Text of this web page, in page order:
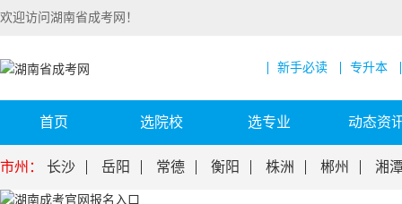
欢迎访问湖南省成考网！
新手必读 专升本
首页 选院校 选专业 动态资
市州： 长沙 岳阳 常德 衡阳 株洲 郴州 湘